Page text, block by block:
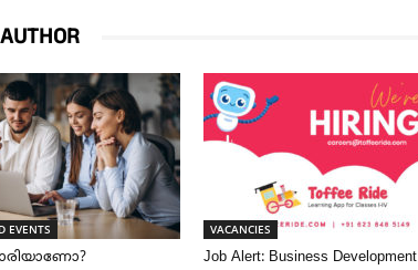
EVENTS VACANCIES
Job Alert: Business Development